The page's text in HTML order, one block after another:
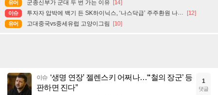
유머 군종신부가 군대 두 번 가는 이유 [14]
이슈 투자자 압박에 백기 든 SK하이닉스, ‘나스닥급’ 주주환원 나설까 [12]
유머 고대중국vs중세유럽 고양이그림 [10]
이슈 ‘생명 연장’ 젤렌스키 어쩌나…“‘철의 장군’ 등
판하면 진다”
1
댓글